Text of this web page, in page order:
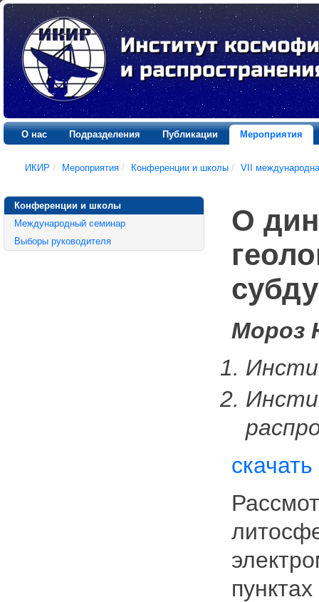
О нас Подразделения Публикации Мероприятия
ИКИР / Мероприятия / Конференции и школы / VII
Конференции и школы
Международный семинар
Выборы руководителя
О
Мороз
скачать